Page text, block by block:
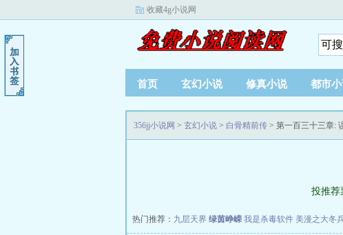
收藏4g小说网
首页 玄幻小说 修真小说 都市
356jj小说网 > 玄幻小说 > 白骨精前传 > 第一百三十三章:
投推荐
热门推荐： 九层天界 绿茵峥嵘 我是杀毒软件 美漫之大冬